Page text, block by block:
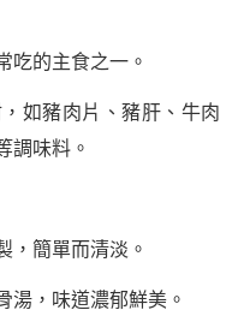
吃的主食之一。
如豬肉片、豬肝、牛肉
調味料。
，簡單而清淡。
湯，味道濃郁鮮美。